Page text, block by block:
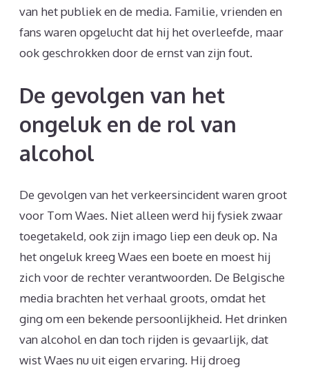
van het publiek en de media. Familie, vrienden en
fans waren opgelucht dat hij het overleefde, maar
ook geschrokken door de ernst van zijn fout.
De gevolgen van het
ongeluk en de rol van
alcohol
De gevolgen van het verkeersincident waren groot
voor Tom Waes. Niet alleen werd hij fysiek zwaar
toegetakeld, ook zijn imago liep een deuk op. Na
het ongeluk kreeg Waes een boete en moest hij
zich voor de rechter verantwoorden. De Belgische
media brachten het verhaal groots, omdat het
ging om een bekende persoonlijkheid. Het drinken
van alcohol en dan toch rijden is gevaarlijk, dat
wist Waes nu uit eigen ervaring. Hij droeg